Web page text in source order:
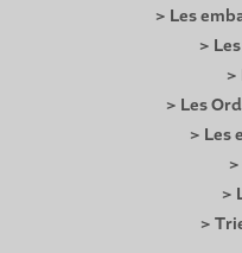
> Les
>
>
> Les
> Les
>
>